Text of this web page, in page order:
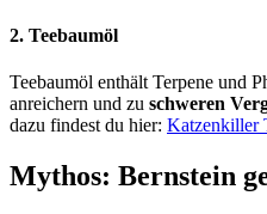
2. Teebaumöl
Teebaumöl enthält Terpene und
anreichern und zu schweren
dazu findest du hier: Katzenkiller
Mythos: Bernstein